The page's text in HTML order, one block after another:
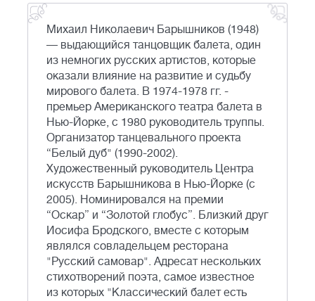
Михаил Николаевич Барышников (1948)
— выдающийся танцовщик балета, один
из немногих русских артистов, которые
оказали влияние на развитие и судьбу
мирового балета. В 1974-1978 гг. -
премьер Американского театра балета в
Нью-Йорке, с 1980 руководитель труппы.
Организатор танцевального проекта
“Белый дуб" (1990-2002).
Художественный руководитель Центра
искусств Барышникова в Нью-Йорке (с
2005). Номинировался на премии
“Оскар” и “Золотой глобус”. Близкий друг
Иосифа Бродского, вместе с которым
являлся совладельцем ресторана
"Русский самовар". Адресат нескольких
стихотворений поэта, самое известное
из которых "Классический балет есть